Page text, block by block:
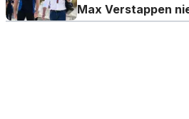
Max Verstappen
mogelijk'